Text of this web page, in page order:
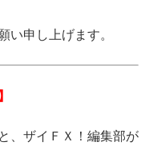
申し上げます。
、ザイＦＸ！編集部が